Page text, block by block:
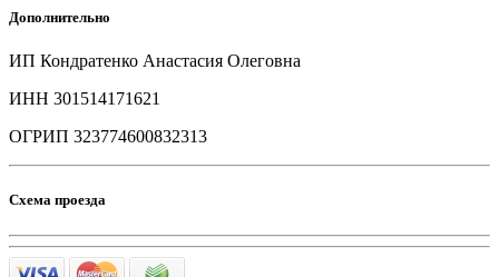
Дополнительно
ИП Кондратенко Анастасия Олеговна
ИНН 301514171621
ОГРИП 323774600832313
Схема проезда